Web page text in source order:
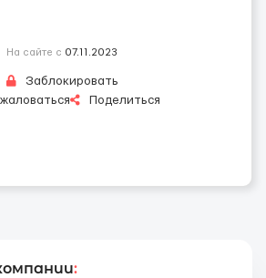
На сайте с 07.11.2023
Заблокировать
Поделиться
: